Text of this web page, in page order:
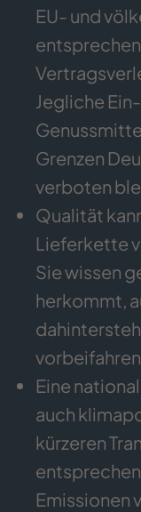
EU- und
Jegliche
Grenzen
verboten
Qualität
Lieferkette
Sie wissen
herkommt,
Eine
auch
kürzeren
Emissionen